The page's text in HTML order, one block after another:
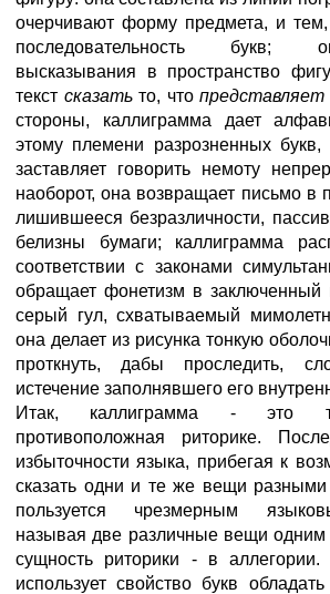
очерчивают форму предмета, и тем,
последовательность букв;
высказывания в пространство
текст сказатьто, чтопредставляет
стороны, каллиграмма дает
этому племени разрозненных
заставляет говорить немоту
наоборот, она возвращает письмо в
лишившееся безразличности,
белизны бумаги; каллиграмма
соответствии с законами
обращает фонетизм в
серый гул, схватываемый
она делает из рисунка тонкую
проткнуть, дабы проследить,
истечение заполнявшего его
Итак, каллиграмма - это
противоположная риторике.
избыточности языка, прибегая к
сказать одни и те же вещи
пользуется чрезмерным
называя две различные вещи
сущность риторики - в
использует свойство букв